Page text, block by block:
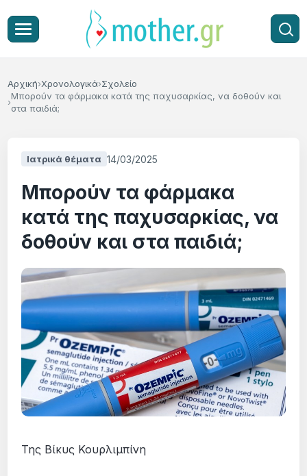
Αρχική Χρονολογικά Σχολείο
Μπορούν τα φάρμακα κατά της παχυσαρκίας, να δοθούν και
στα παιδιά;
Ιατρικά θέματα 14/03/2025
Μπορούν τα φάρμακα
κατά της παχυσαρκίας, να
δοθούν και στα παιδιά;
Της Βίκυς Κουρλιμπίνη